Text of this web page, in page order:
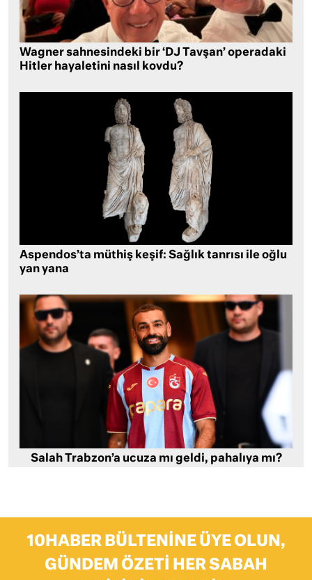
Wagner sahnesindeki bir ‘DJ Tavşan’ operadaki
Hitler hayaletini nasıl kovdu?
Aspendos’ta müthiş keşif: Sağlık tanrısı ile oğlu
yan yana
Salah Trabzon’a ucuza mı geldi, pahalıya mı?
10HABER BÜLTENINE ÜYE OLUN,
GÜNDEM ÖZETI HER SABAH